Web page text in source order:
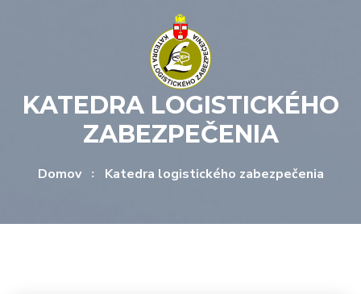
KATEDRA LOGISTICKÉHO
ZABEZPEČENIA
Domov Katedra logistického zabezpečenia